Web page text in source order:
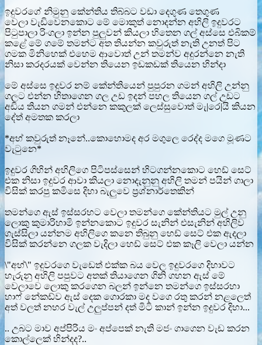
ඉදුවරගේ නිමුනු කේන්තිය තිබ්බට වඩා දෙගුණ තෙගුණ
වෙලා වැඩිවෙනකොට මේ මොකුත් නොදන්න අහිලි ඉදුවරට
පිටුපාලා රිංගලා ඉන්න පුලුවන් කියලා හිතෙන ගල් අස්සෙ එබිකම්
කළේ මේ ගමේ තමන්ට අත තියන්න කවුරුත් නැති උනත් පිට
ගමක මිනිහෙක් එහෙම ආවොත් උන් තමන්ව අදුරන්නෙ නැති
නිසා කරදරයක් වෙන්න තියෙන ඉඩකඩක් තියෙන හින්දා
මේ අස්සෙ ඉදුවර නම් කේන්තියෙන් පුපුරන ගමන් අහිලි උන්නු
ගලට එන්න හිතාගෙන ගල උඩ ඉදන් පහල තියෙන ගල් උඩට
අඩිය තියන ගමන් එන්නෙ කකුලක් ලෙස්සුවොත් මැ|රෙ|යි කියන
දේත් අමතක කරලා
*අහ් කවුරුත් නෑනේ..කොහොමද අර මගුලෙ රෙද්ද මගෙ මූණට
වැටුනෙ*
ඉදුවර ගිහින් අහිලිගෙ පිටිපස්සෙන් හිටගන්නකොට හෙඩ් සෙට්
එක නිසා ඉදුවර ආවා කියලා නොදැනුනු අහිලි තමන් පයින් ගාලා
විසික් කරපු කමිසෙ දිහා බැලුවෙ ප්‍රශ්නාර්තෙකින්
තමන්ගෙ ඇස් ඉස්සරහට වෙලා තමන්ගෙ කේන්තියට මුල් උනු
ලොකු කුමාරිහාමි ඉන්නකොට ඉදුවර සැනින් එසැනින් අහිලිව
ගැස්සිලා යන්නම අහිලිගෙ කනෙ තිබුනු හෙඩ් සෙට් එක ඇදලා
විසික් කරන්නෙ ගලක වැදිලා හෙඩ් සෙට් එක කෑලි වෙලා යන්න
\"අහ්\" ඉදුවරගෙ වැඩෙත් එක්ක බය වෙල ඉදුවරගෙ දිහාවට
හැරුනු අහිලි පපුවට අතක් තියාගෙන ගිනි ගහන ඇස් මේ
වෙලාවෙ ලොකු කරගෙන බලන් ඉන්නෙ තමන්ගෙ ඉස්සරහා
හාෆ් නේකඩ්ව ඇස් දෙක ගොරකා මද වගෙ රතු කරන් නළලෙත්
අත් වලත් නහර වැල් උලුප්පන් දත් මිටි කාන් ඉන්න ඉදුවර දිහා...
.. උබට මාව අප්පිරිය මං අප්පෙක් නැති මජං ගාගෙන වැඩ කරන
කොල්ලෙක් හින්දද?..